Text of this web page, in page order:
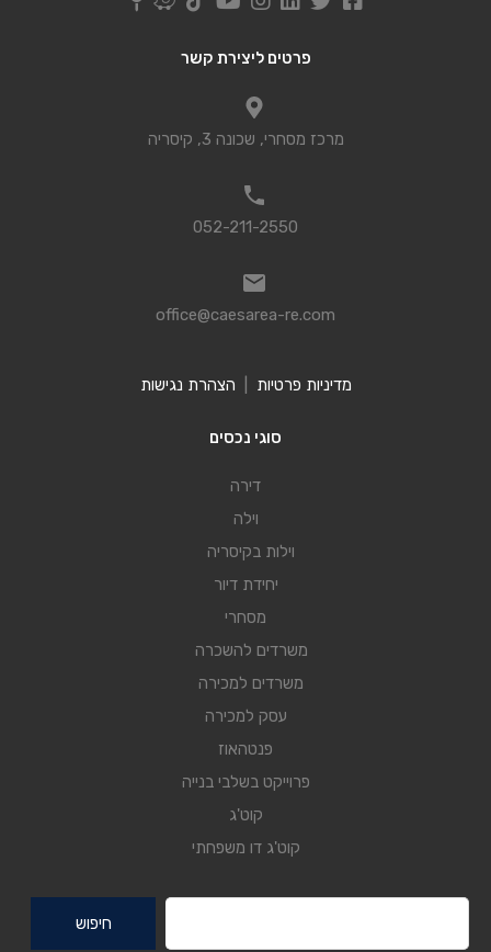
פרטים ליצירת קשר
מרכז מסחרי, שכונה 3, קיסריה
052-211-2550
office@caesarea-re.com
מדיניות פרטיות הצהרת נגישות
סוגי נכסים
דירה
וילה
וילות בקיסריה
יחידת דיור
מסחרי
משרדים להשכרה
משרדים למכירה
עסק למכירה
פנטהאוז
פרוייקט בשלבי בנייה
קוט'ג
קוט'ג דו משפחתי